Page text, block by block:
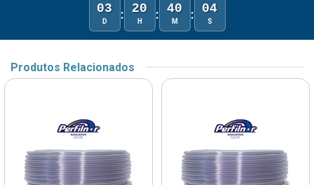
03
D : 20
H : 40
M : 04
S
Produtos Relacionados